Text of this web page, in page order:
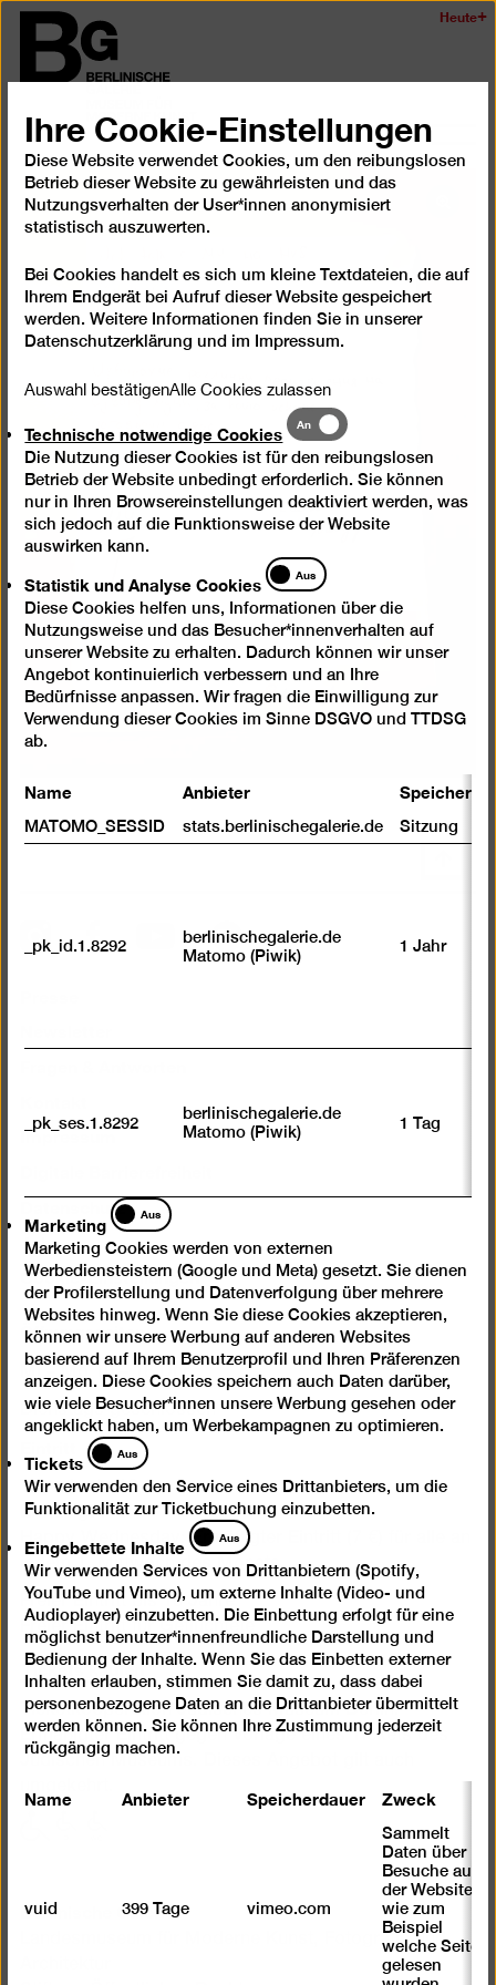
Zum
Seiteninhalt
springen
Berlinischen
Heute
auf-
einer
YouTubeSpotify
Impressum
Datenschutz
Jobs
Cookie-Einstellungen
Öffnungszeiten
Mi – Mo 10 – 18 Uhr
Dienstags geschlossen
Eintritt
Tageskarte 12 €
Ermäßigt 7 €
Happy Wednesday: Ermäßigter Eintritt (7 €) für alle an
jedem 1. Mittwoch des Monats
Freier Eintritt bis 18 Jahre
Freier Eintritt für Geflüchtete
Tickets kaufen
Ticketkooperation Jüdisches Museum Berlin:
Ermäßigter Eintritt gegen Vorlage eines Tickets des
Jüdischen Museums. Dieses Angebot gilt auch
(P)
Berlinische Galerie
Landesmuseum für Moderne Kunst, Fotografie und
Ihre Cookie-Einstellungen
Diese Website verwendet Cookies, um den reibungslosen
Betrieb dieser Website zu gewährleisten und das
Nutzungsverhalten der User*innen anonymisiert
statistisch auszuwerten.
Bei Cookies handelt es sich um kleine Textdateien, die auf
Ihrem Endgerät bei Aufruf dieser Website gespeichert
werden. Weitere Informationen finden Sie in unserer
Datenschutzerklärung und im Impressum.
Auswahl bestätigenAlle Cookies zulassen
Technische notwendige Cookies
Technische
notwendige
Cookies
An
Die Nutzung dieser Cookies ist für den reibungslosen
Betrieb der Website unbedingt erforderlich. Sie können
nur in Ihren Browsereinstellungen deaktiviert werden, was
sich jedoch auf die Funktionsweise der Website
auswirken kann.
Statistik und Analyse Cookies
Statistik
und
Analyse
Cookies
Aus
Diese Cookies helfen uns, Informationen über die
Nutzungsweise und das Besucher*innenverhalten auf
unserer Website zu erhalten. Dadurch können wir unser
Angebot kontinuierlich verbessern und an Ihre
Bedürfnisse anpassen. Wir fragen die Einwilligung zur
Verwendung dieser Cookies im Sinne DSGVO und TTDSG
ab.
Name Anbieter
MATOMO_SESSID stats.berlinischegalerie.de Sitzung
_pk_id.1.8292
berlinischegalerie.de
Matomo (Piwik)
1 Jahr
_pk_ses.1.8292
berlinischegalerie.de
Matomo (Piwik)
1 Tag
Marketing
Marketing
Aus
Marketing Cookies werden von externen
Werbediensteistern (Google und Meta) gesetzt. Sie dienen
der Profilerstellung und Datenverfolgung über mehrere
Websites hinweg. Wenn Sie diese Cookies akzeptieren,
können wir unsere Werbung auf anderen Websites
basierend auf Ihrem Benutzerprofil und Ihren Präferenzen
anzeigen. Diese Cookies speichern auch Daten darüber,
wie viele Besucher*innen unsere Werbung gesehen oder
angeklickt haben, um Werbekampagnen zu optimieren.
Tickets
Tickets
Aus
Wir verwenden den Service eines Drittanbieters, um die
Funktionalität zur Ticketbuchung einzubetten.
Eingebettete Inhalte
Eingebettete
Inhalte
Aus
Wir verwenden Services von Drittanbietern (Spotify,
YouTube und Vimeo), um externe Inhalte (Video- und
Audioplayer) einzubetten. Die Einbettung erfolgt für eine
möglichst benutzer*innenfreundliche Darstellung und
Bedienung der Inhalte. Wenn Sie das Einbetten externer
Inhalten erlauben, stimmen Sie damit zu, dass dabei
personenbezogene Daten an die Drittanbieter übermittelt
werden können. Sie können Ihre Zustimmung jederzeit
rückgängig machen.
Name Anbieter Speicherdauer Zweck
vuid 399 Tage vimeo.com
Sammelt
Daten über
Besuche auf
der Website,
wie zum
Beispiel
welche Seiten
gelesen